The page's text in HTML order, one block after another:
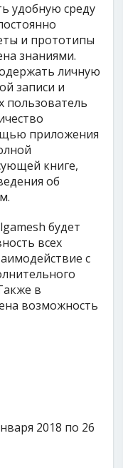
удобную среду
и прототипы
знаниями.
личную
записи и
пользователь
приложения
книге,
об
будет
всех
с
в
возможность
2018 по 26